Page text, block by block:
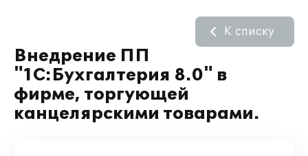
Внедрение ПП
"1С:Бухгалтерия 8.0" в
фирме, торгующей
канцелярскими товарами.
К списку